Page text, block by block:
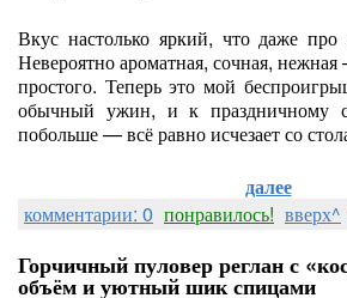
Вкус настолькояркий, чтодаже про
Невероятноароматная, сочная, нежная
простого. Теперьэто мой
обычный ужин, и к праздничному
побольше— всёравноисчезаетсо
далее
комментарии: 0 понравилось! вверх^
Горчичный пуловер реглан с
объём и уютный шик спицами